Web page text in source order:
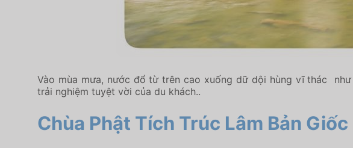
Vào mùa mưa, nước đổ từ trên cao xuống dữ dội hùng vĩ thác
trải nghiệm tuyệt vời của du khách..
Chùa Phật Tích Trúc Lâm Bản Giốc